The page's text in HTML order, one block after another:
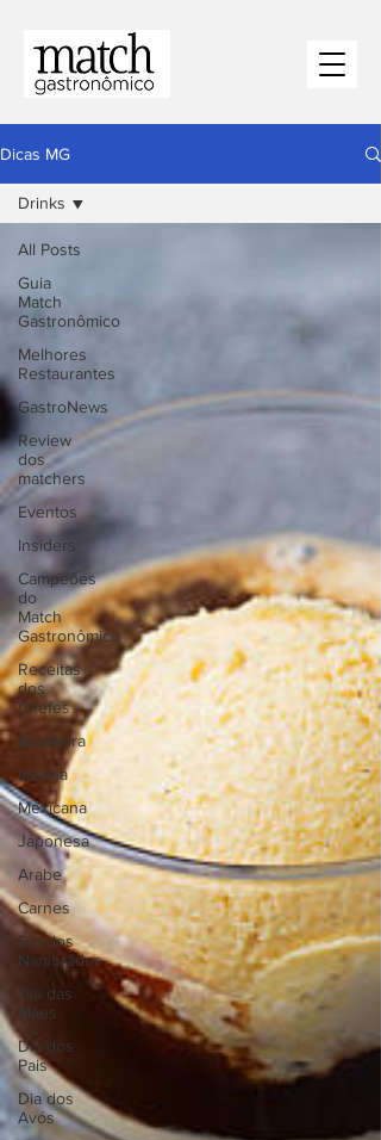
Dicas MG
All Posts
⁠Guia
Match
Gastronômico
Melhores
Restaurantes
⁠GastroNews
Review
dos
matchers
Eventos
⁠Insiders
Campeões
do
Match
Gastronômico
Receitas
dos
Chefes
Brasileira
Italiana
Mexicana
Japonesa
Arabe
Carnes
Dia dos
Namorados
Dia das
Mães
Dia dos
Pais
Dia dos
Avós
Drinks